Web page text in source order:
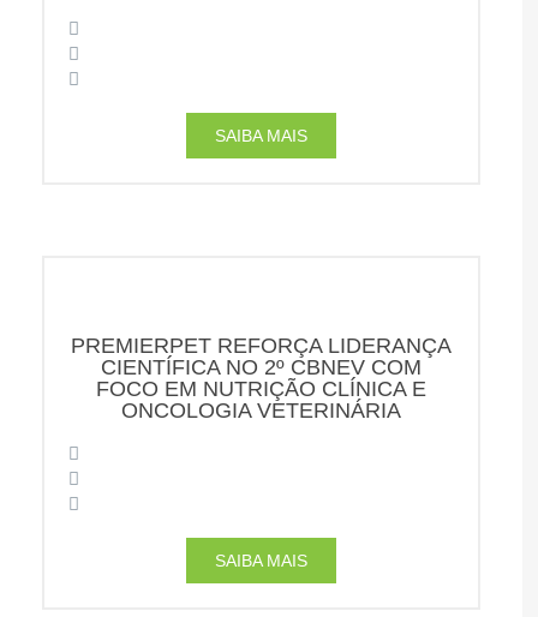
SAIBA MAIS
PREMIERPET REFORÇA LIDERANÇA
CIENTÍFICA NO 2º CBNEV COM
FOCO EM NUTRIÇÃO CLÍNICA E
ONCOLOGIA VETERINÁRIA
SAIBA MAIS